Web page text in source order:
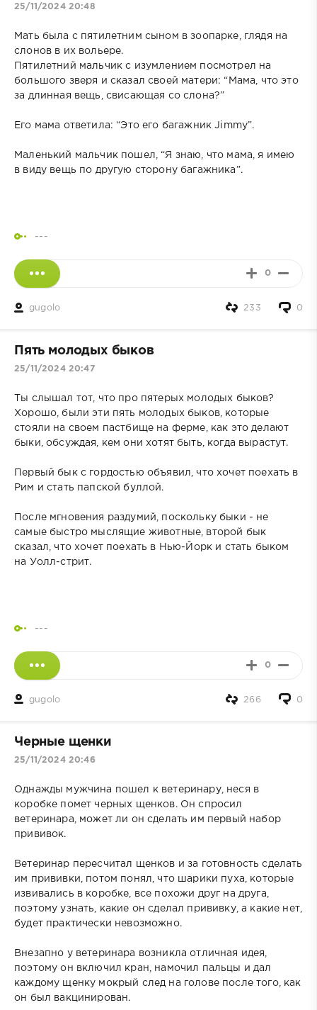
25/11/2024 20:48
Мать была с пятилетним сыном в зоопарке, глядя на
слонов в их вольере.
Пятилетний мальчик с изумлением посмотрел на
большого зверя и сказал своей матери: “Мама, что это
за длинная вещь, свисающая со слона?”
Его мама ответила: “Это его багажник Jimmy”.
Маленький мальчик пошел, “Я знаю, что мама, я имею
в виду вещь по другую сторону багажника”.
---
0
gugolo 0
233
Пять молодых быков
25/11/2024 20:47
Ты слышал тот, что про пятерых молодых быков?
Хорошо, были эти пять молодых быков, которые
стояли на своем пастбище на ферме, как это делают
быки, обсуждая, кем они хотят быть, когда вырастут.
Первый бык с гордостью объявил, что хочет поехать в
Рим и стать папской буллой.
После мгновения раздумий, поскольку быки - не
самые быстро мыслящие животные, второй бык
сказал, что хочет поехать в Нью-Йорк и стать быком
на Уолл-стрит.
---
0
gugolo 0
266
Черные щенки
25/11/2024 20:46
Однажды мужчина пошел к ветеринару, неся в
коробке помет черных щенков. Он спросил
ветеринара, может ли он сделать им первый набор
прививок.
Ветеринар пересчитал щенков и за готовность сделать
им прививки, потом понял, что шарики пуха, которые
извивались в коробке, все похожи друг на друга,
поэтому узнать, какие он сделал прививку, а какие нет,
будет практически невозможно.
Внезапно у ветеринара возникла отличная идея,
поэтому он включил кран, намочил пальцы и дал
каждому щенку мокрый след на голове после того, как
он был вакцинирован.